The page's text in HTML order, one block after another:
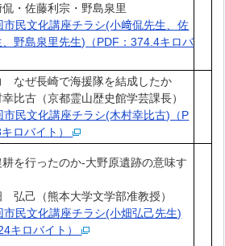
・佐藤利宗・野島泉里
市民文化講座チラシ(小﨑侃先生、佐
野島泉里先生)（PDF：374.4キロバ
なぜ長崎で海援隊を結成したか
比古（京都霊山歴史館学芸課長）
市民文化講座チラシ(木村幸比古)（P
ロバイト）
を行ったのか-大野原遺跡の意味す
弘己（熊本大学文学部准教授）
市民文化講座チラシ(小畑弘己先生)
キロバイト）